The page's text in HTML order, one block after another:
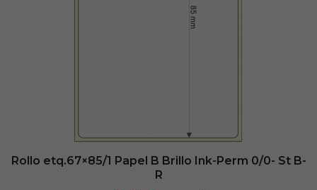
Rollo etq.67×85/1 Papel B Brillo Ink-Perm 0/0- St B-
R